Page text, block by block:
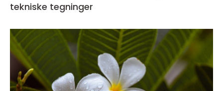
tekniske tegninger